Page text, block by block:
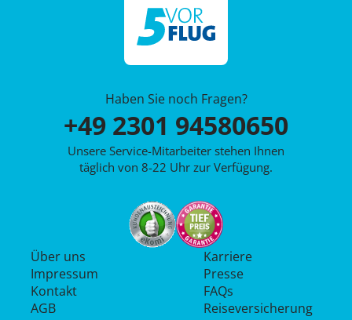
Haben Sie noch Fragen?
+49 2301 94580650
Unsere Service-Mitarbeiter stehen Ihnen
täglich von 8-22 Uhr zur Verfügung.
Über uns
Impressum
Kontakt
AGB
Karriere
Presse
FAQs
Reiseversicherung